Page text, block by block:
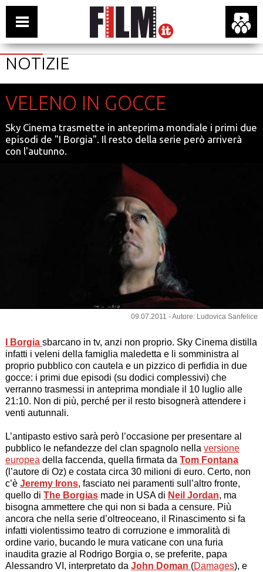
NOTIZIE
VELENO IN GOCCE
Sky Cinema trasmette in anteprima mondiale i primi due
episodi de "I Borgia". Il resto della serie però arriverà
con l'autunno.
09.07.2011 - Autore: Ludovica Sanfelice
I Borgia sbarcano in tv, anzi non proprio. Sky Cinema distilla
infatti i veleni della famiglia maledetta e li somministra al
proprio pubblico con cautela e un pizzico di perfidia in due
gocce: i primi due episodi (su dodici complessivi) che
verranno trasmessi in anteprima mondiale il 10 luglio alle
21:10. Non di più, perché per il resto bisognerà attendere i
venti autunnali.
L’antipasto estivo sarà però l’occasione per presentare al
pubblico le nefandezze del clan spagnolo nella versione
europea della faccenda, quella firmata da Tom Fontana
(l’autore di Oz) e costata circa 30 milioni di euro. Certo, non
c’è Jeremy Irons, fasciato nei paramenti sull’altro fronte,
quello di The Borgias made in USAdi Neil Jordan, ma
bisogna ammettere che qui non si bada a censure. Più
ancora che nella serie d’oltreoceano, il Rinascimento si fa
infatti violentissimo teatro di corruzione e immoralità di
ordine vario, bucando le mura vaticane con una furia
inaudita grazie al Rodrigo Borgia o, se preferite, papa
Alessandro VI, interpretato da John Doman (Damages), e